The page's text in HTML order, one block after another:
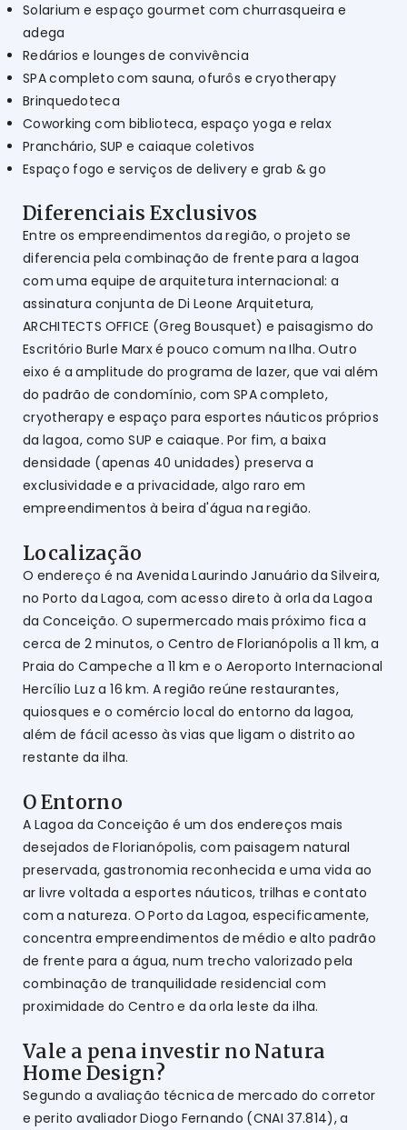
Solarium e espaço gourmet com churrasqueira e
adega
Redários e lounges de convivência
SPA completo com sauna, ofurôs e cryotherapy
Brinquedoteca
Coworking com biblioteca, espaço yoga e relax
Pranchário, SUP e caiaque coletivos
Espaço fogo e serviços de delivery e grab & go
Diferenciais Exclusivos
Entre os empreendimentos da região, o projeto se
diferencia pela combinação de frente para a lagoa
com uma equipe de arquitetura internacional: a
assinatura conjunta de Di Leone Arquitetura,
ARCHITECTS OFFICE (Greg Bousquet) e paisagismo do
Escritório Burle Marx é pouco comum na Ilha. Outro
eixo é a amplitude do programa de lazer, que vai além
do padrão de condomínio, com SPA completo,
cryotherapy e espaço para esportes náuticos próprios
da lagoa, como SUP e caiaque. Por fim, a baixa
densidade (apenas 40 unidades) preserva a
exclusividade e a privacidade, algo raro em
empreendimentos à beira d'água na região.
Localização
O endereço é na Avenida Laurindo Januário da Silveira,
no Porto da Lagoa, com acesso direto à orla da Lagoa
da Conceição. O supermercado mais próximo fica a
cerca de 2 minutos, o Centro de Florianópolis a 11 km, a
Praia do Campeche a 11 km e o Aeroporto Internacional
Hercílio Luz a 16 km. A região reúne restaurantes,
quiosques e o comércio local do entorno da lagoa,
além de fácil acesso às vias que ligam o distrito ao
restante da ilha.
O Entorno
A Lagoa da Conceição é um dos endereços mais
desejados de Florianópolis, com paisagem natural
preservada, gastronomia reconhecida e uma vida ao
ar livre voltada a esportes náuticos, trilhas e contato
com a natureza. O Porto da Lagoa, especificamente,
concentra empreendimentos de médio e alto padrão
de frente para a água, num trecho valorizado pela
combinação de tranquilidade residencial com
proximidade do Centro e da orla leste da ilha.
Vale a pena investir no Natura
Home Design?
Segundo a avaliação técnica de mercado do corretor
e perito avaliador Diogo Fernando (CNAI 37.814), a